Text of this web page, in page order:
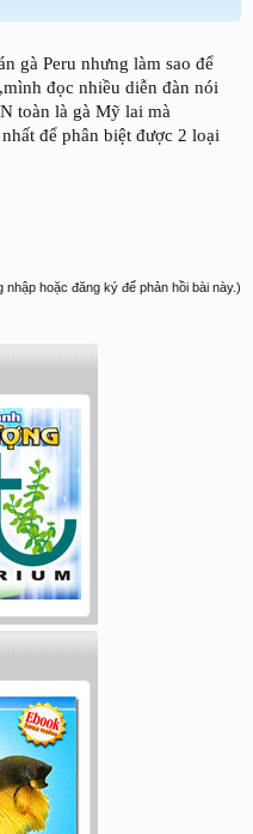
gà Peru nhưng làm sao để
đọc nhiều diễn đàn nói
toàn là gà Mỹ lai mà
để phân biệt được 2 loại
nhập hoặc đăng ký để phản hồi bài này.)